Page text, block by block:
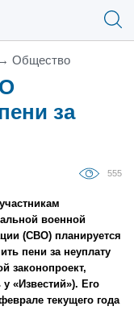
→ Общество
за
555
военной
(СВО) планируется
пени за неуплату
законопроект,
«Известий»). Его
текущего года